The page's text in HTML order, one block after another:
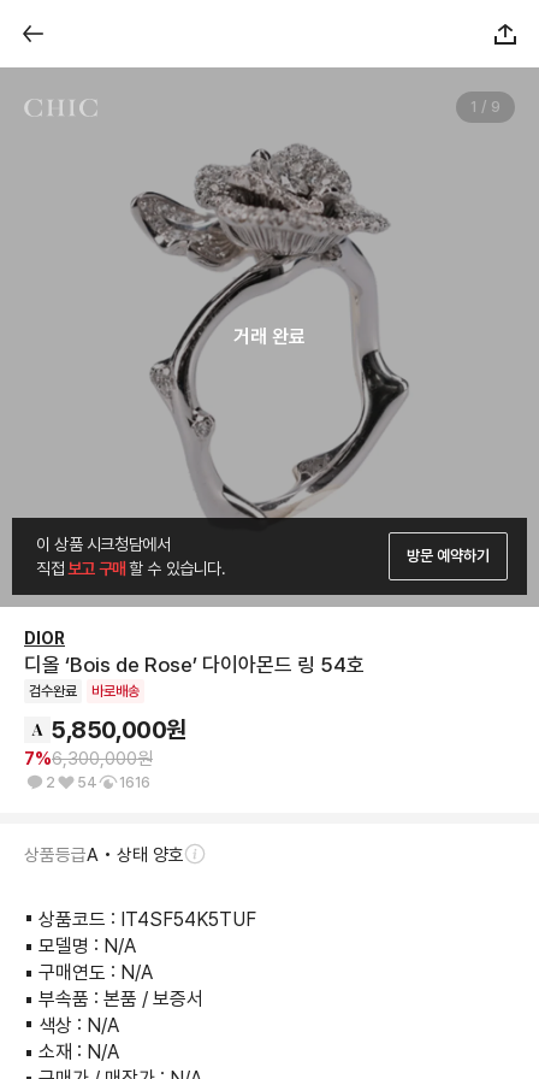
1 / 9
거래 완료
이 상품 시크청담에서
직접 보고 구매 할 수 있습니다.
방문 예약하기
DIOR
디올 ‘Bois de Rose’ 다이아몬드 링 54호
검수완료 바로배송
5,850,000원
7%6,300,000원
2 54 1616
상품등급A • 상태 양호
▪︎ 상품코드 : IT4SF54K5TUF
▪︎ 모델명 : N/A
▪︎ 구매연도 : N/A
▪︎ 부속품 : 본품 / 보증서
▪︎ 색상 : N/A
▪︎ 소재 : N/A